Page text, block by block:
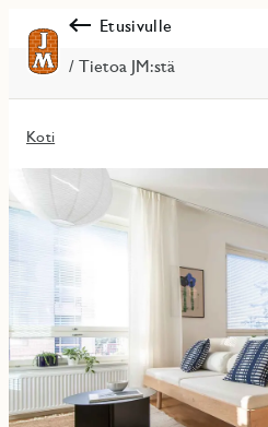
Etusivulle
/ Tietoa JM:stä
Koti